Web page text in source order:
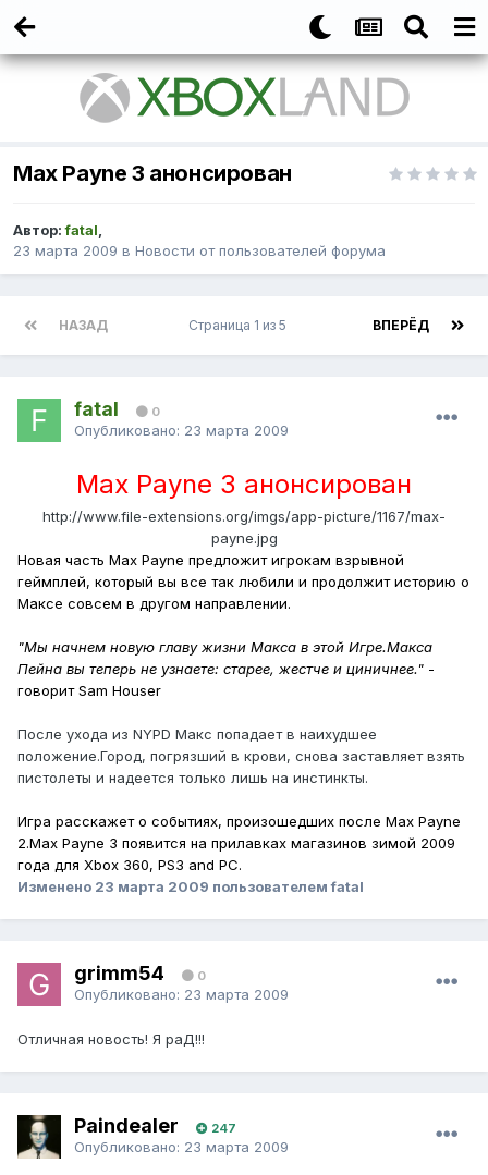
Max Payne 3 анонсирован
Автор:fatal,
23 марта 2009 в Новости от пользователей форума
НАЗАД ВПЕРЁД
Страница 1 из 5
fatal 0
Опубликовано: 23 марта 2009
Max Payne 3 анонсирован
http://www.file-extensions.org/imgs/app-picture/1167/max-
payne.jpg
Новая часть Max Payne предложит игрокам взрывной
геймплей, который вы все так любили и продолжит историю о
Максе совсем в другом направлении.
"Мы начнем новую главу жизни Макса в этой Игре.Макса
Пейна вы теперь не узнаете: старее, жестче и циничнее." -
говорит Sam Houser
После ухода из NYPD Макс попадает в наихудшее
положение.Город, погрязший в крови, снова заставляет взять
пистолеты и надеется только лишь на инстинкты.
Игра расскажет о событиях, произошедших после Max Payne
2.Max Payne 3 появится на прилавках магазинов зимой 2009
года для Xbox 360, PS3 and PC.
Изменено 23 марта 2009 пользователем fatal
grimm54 0
Опубликовано: 23 марта 2009
Отличная новость! Я раД!!!
Paindealer 247
Опубликовано: 23 марта 2009